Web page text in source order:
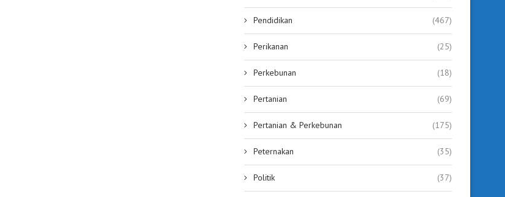
Pendidikan (467)
Perikanan (25)
Perkebunan (18)
Pertanian (69)
Pertanian & Perkebunan (175)
Peternakan (35)
Politik (37)